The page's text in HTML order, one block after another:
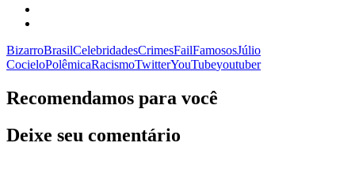
BizarroBrasilCelebridadesCrimesFailFamososJúlio
CocieloPolêmicaRacismoTwitterYouTubeyoutuber
Recomendamos para você
Deixe seu comentário